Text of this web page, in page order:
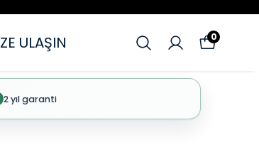
ULAŞIN 0
2 yıl garanti